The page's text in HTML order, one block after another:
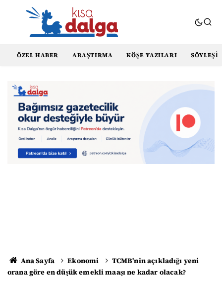
ÖZEL HABER ARAŞTIRMA KÖŞE YAZILARI SÖYLEŞI
Ana Sayfa Ekonomi
TCMB'nin açıkladığı yeni
orana göre en düşük emekli maaşı ne kadar olacak?